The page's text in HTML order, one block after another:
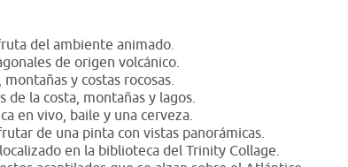
del ambiente animado.
de origen volcánico.
y costas rocosas.
la costa, montañas y lagos.
en vivo, baile y una cerveza.
de una pinta con vistas panorámicas.
en la biblioteca del Trinity Collage.